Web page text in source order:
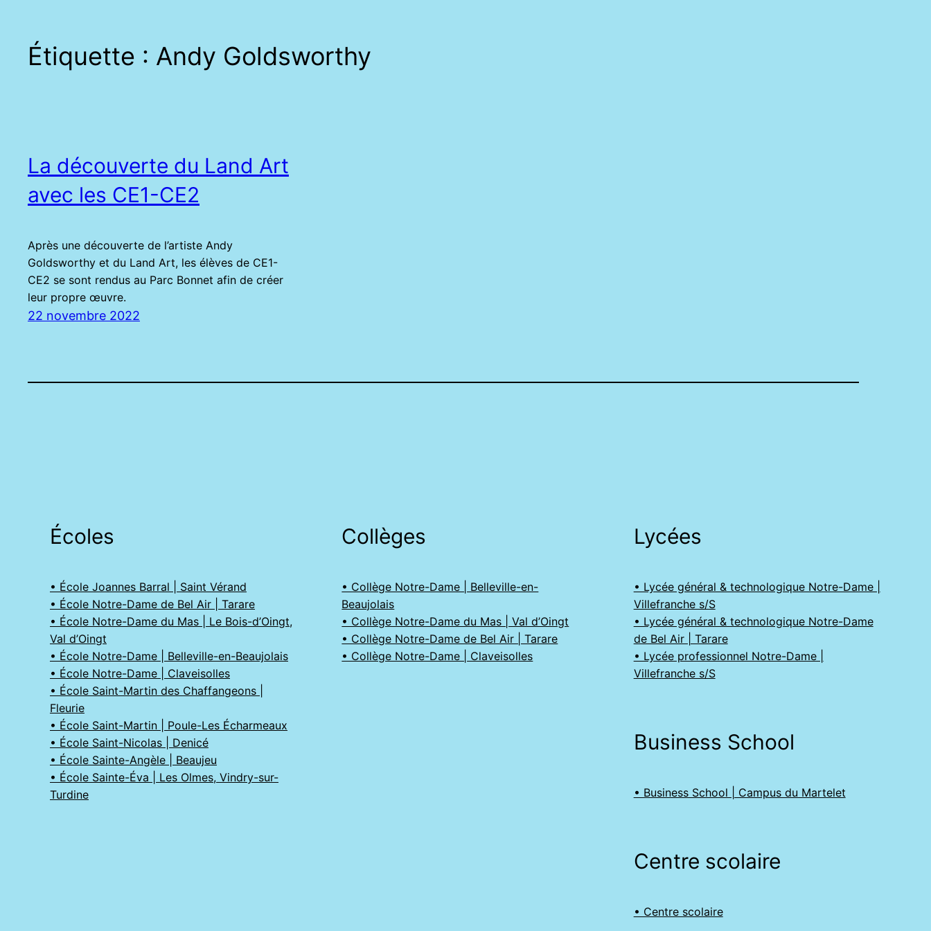
Étiquette : Andy Goldsworthy
La découverte du Land Art
avec les CE1-CE2
Après une découverte de l’artiste Andy
Goldsworthy et du Land Art, les élèves de CE1-
CE2 se sont rendus au Parc Bonnet afin de créer
leur propre œuvre.
22 novembre 2022
Écoles
• École Joannes Barral | Saint Vérand
• École Notre-Dame de Bel Air | Tarare
• École Notre-Dame du Mas | Le Bois-d’Oingt,
Val d’Oingt
• École Notre-Dame | Belleville-en-Beaujolais
• École Notre-Dame | Claveisolles
• École Saint-Martin des Chaffangeons |
Fleurie
• École Saint-Martin | Poule-Les Écharmeaux
• École Saint-Nicolas | Denicé
• École Sainte-Angèle | Beaujeu
• École Sainte-Éva | Les Olmes, Vindry-sur-
Turdine
Collèges
• Collège Notre-Dame | Belleville-en-
Beaujolais
• Collège Notre-Dame du Mas | Val d’Oingt
• Collège Notre-Dame de Bel Air | Tarare
• Collège Notre-Dame | Claveisolles
Lycées
• Lycée général & technologique Notre-Dame |
Villefranche s/S
• Lycée général & technologique Notre-Dame
de Bel Air | Tarare
• Lycée professionnel Notre-Dame |
Villefranche s/S
Business School
• Business School | Campus du Martelet
Centre scolaire
• Centre scolaire